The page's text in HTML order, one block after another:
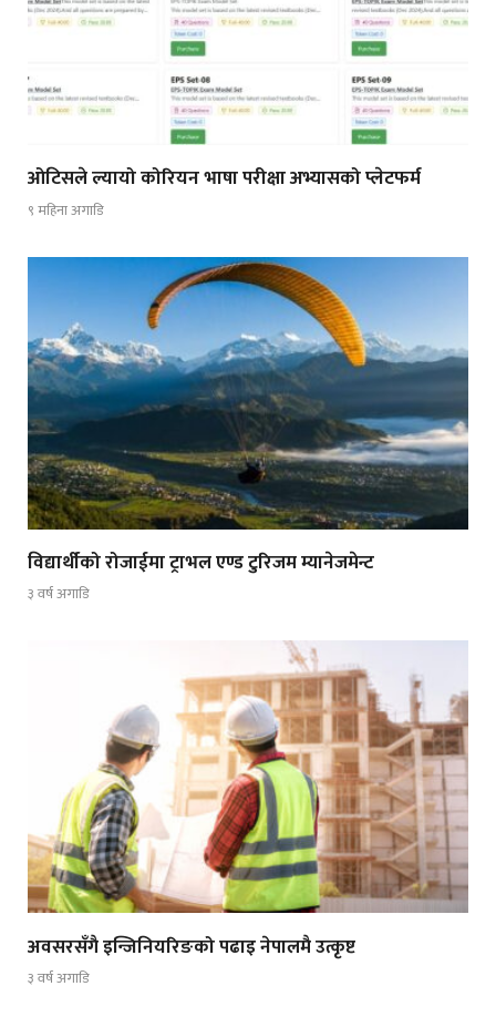
ओटिसले ल्यायो कोरियन भाषा परीक्षा अभ्यासको प्लेटफर्म
९ महिना अगाडि
विद्यार्थीको रोजाईमा ट्राभल एण्ड टुरिजम म्यानेजमेन्ट
३ वर्ष अगाडि
अवसरसँगै इन्जिनियरिङको पढाइ नेपालमै उत्कृष्ट
३ वर्ष अगाडि